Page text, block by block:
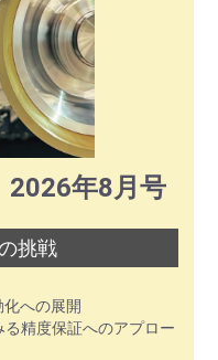
年8月号
挑戦
への展開
精度保証へのアプロー